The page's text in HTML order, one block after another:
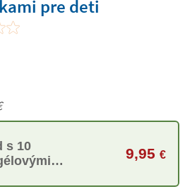
pre deti
s 10
9,95 €